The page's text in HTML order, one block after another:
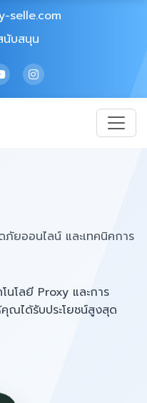
selle.com
บสนุน
ยออนไลน์ และเทคนิคการ
นโลยี Proxy และการ
ณได้รับประโยชน์สูงสุด